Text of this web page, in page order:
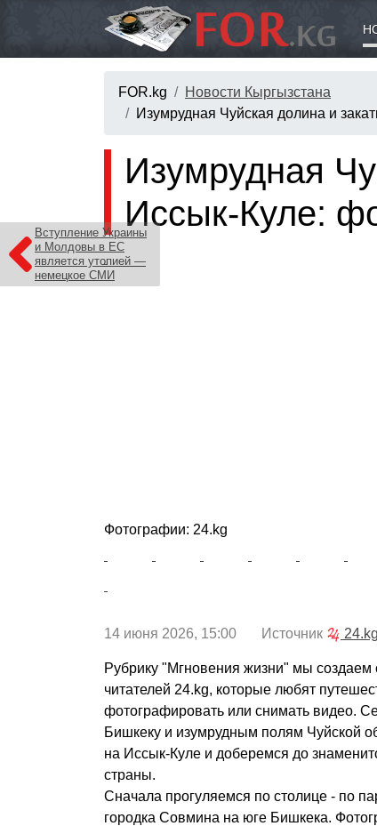
FOR.kg
Новости Кыргызстана
Изумрудная Чуйская долина и
Вступление Украины
и Молдовы в ЕС
является утопией —
немецкое СМИ
Изумрудная
Иссык-Куле:
Фотографии: 24.kg
14 июня 2026, 15:00 Источник 24.kg
Рубрику "Мгновения жизни" мы
читателей 24.kg, которые любят
фотографировать или снимать видео.
Бишкеку и изумрудным полям Чуйской
на Иссык-Куле и доберемся до
страны.
Сначала прогуляемся по столице - по
городка Совмина на юге Бишкека.